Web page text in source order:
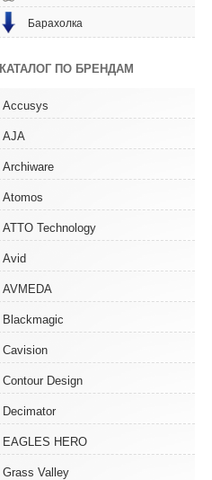
Барахолка
КАТАЛОГ ПО БРЕНДАМ
Accusys
AJA
Archiware
Atomos
ATTO Technology
Avid
AVMEDA
Blackmagic
Cavision
Contour Design
Decimator
EAGLES HERO
Grass Valley